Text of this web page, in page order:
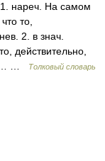
нареч. На самом
то,
2. в знач.
действительно,
…
Толковый словарь